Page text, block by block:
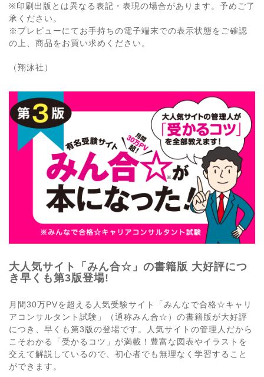
※印刷出版とは異なる表記・表現の場合があります。予めご了
承ください。
※プレビューにてお手持ちの電子端末での表示状態をご確認
の上、商品をお買い求めください。
（翔泳社）
大人気サイト「みん合☆」の書籍版 大好評につ
き早くも第3版登場!
月間30万PVを超える人気受験サイト「みんなで合格☆キャリ
アコンサルタント試験」（通称みん合☆）の書籍版が大好評
につき、早くも第3版の登場です。人気サイトの管理人だから
こそわかる「受かるコツ」が満載！豊富な図表やイラストを
交えて解説しているので、初心者でも無理なく学習すること
ができます。